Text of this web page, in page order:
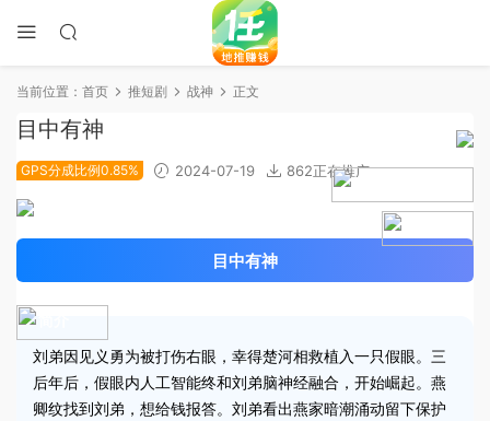
当前位置： 首页 推短剧 战神 正文
目中有神
GPS分成比例0.85% 2024-07-19 862正在推广
2024-06-18上线
目中有神
刘弟因见义勇为被打伤右眼，幸得楚河相救植入一只假眼。三
后年后，假眼内人工智能终和刘弟脑神经融合，开始崛起。燕
卿纹找到刘弟，想给钱报答。刘弟看出燕家暗潮涌动留下保护